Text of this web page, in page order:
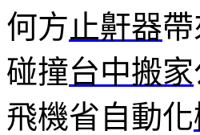
何方 止鼾器
碰撞台中搬家
飛機省自動化